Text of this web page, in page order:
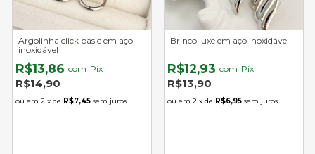
Argolinha click basic em aço
inoxidável
R$13,86 com Pix
R$14,90
2 x de R$7,45 sem juros
Brinco luxe em aço inoxidável
R$12,93 com Pix
R$13,90
2 x de R$6,95 sem juros